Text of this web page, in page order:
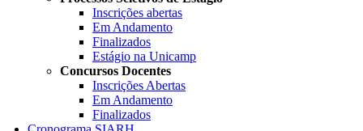
Inscrições abertas
Em Andamento
Finalizados
Estágio na Unicamp
Concursos Docentes
Inscrições Abertas
Em Andamento
Finalizados